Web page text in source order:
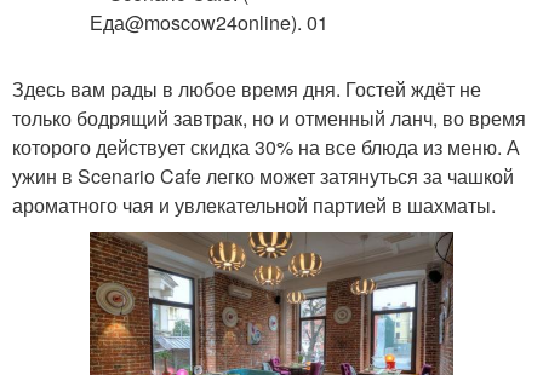
Здесь вам рады в любое время дня. Гостей ждёт не
только бодрящий завтрак, но и отменный ланч, во время
которого действует скидка 30% на все блюда из меню. А
ужин в Scenario Cafe легко может затянуться за чашкой
ароматного чая и увлекательной партией в шахматы.